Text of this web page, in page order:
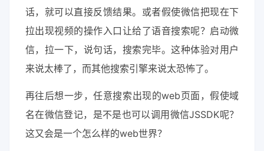
话，就可以直接反馈结果。或者假使微信把现在下
拉出现视频的操作入口让给了语音搜索呢？启动微
信，拉一下，说句话，搜索完毕。这种体验对用户
来说太棒了，而其他搜索引擎来说太恐怖了。
再往后想一步，任意搜索出现的web页面，假使域
名在微信登记，是不是也可以调用微信JSSDK呢？
这又会是一个怎么样的web世界？